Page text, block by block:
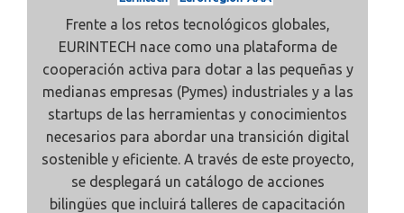
Frente a los retos tecnológicos globales,
EURINTECH nace como una plataforma de
cooperación activa para dotar a las pequeñas y
medianas empresas (Pymes) industriales y a las
startups de las herramientas y conocimientos
necesarios para abordar una transición digital
sostenible y eficiente. A través de este proyecto,
se desplegará un catálogo de acciones
bilingües que incluirá talleres de capacitación